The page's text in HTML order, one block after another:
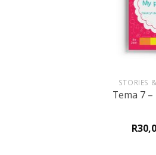
STORIES
Tema 7
R